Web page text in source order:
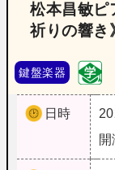
松本昌敏ピ
祈りの響き
鍵盤楽器
日時